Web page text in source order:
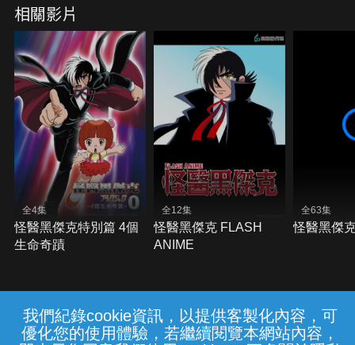
我們紀錄cookie資訊，以提供客製化內容，可
優化您的使用體驗，若繼續閱覽本網站內容，
相關影片
全4集
怪醫黑傑克特別篇 4個
生命奇蹟
全12集
怪醫黑傑克 FLASH
ANIME
全63集
怪醫黑傑
常見問題 線上客服 服務條款 隱私權保護
{{notifyMsg}}